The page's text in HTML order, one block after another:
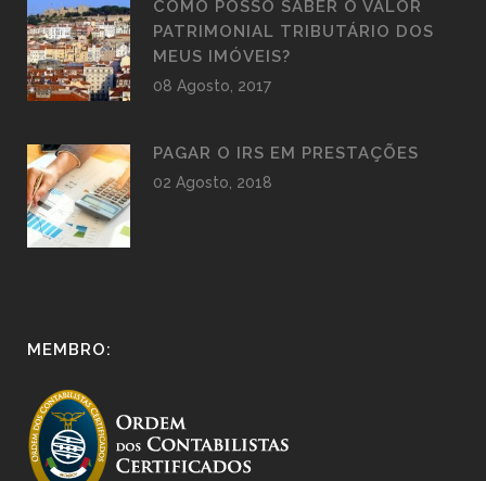
COMO POSSO SABER O VALOR
PATRIMONIAL TRIBUTÁRIO DOS
MEUS IMÓVEIS?
08 Agosto, 2017
PAGAR O IRS EM PRESTAÇÕES
02 Agosto, 2018
MEMBRO: